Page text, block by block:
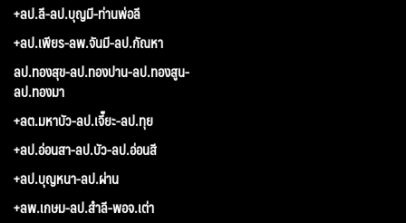
+ลป.ลี-ลป.บุญมี-ท่านพ่อลี
+ลป.เพียร-ลพ.จันมี-ลป.กัณหา
ลป.ทองสุข-ลป.ทองปาน-ลป.ทองสูน-
ลป.ทองมา
+ลต.มหาบัว-ลป.เจี๊ยะ-ลป.ทุย
+ลป.อ่อนสา-ลป.บัว-ลป.อ่อนสี
+ลป.บุญหนา-ลป.ผ่าน
+ลพ.เกษม-ลป.สำลี-พอจ.เต่า